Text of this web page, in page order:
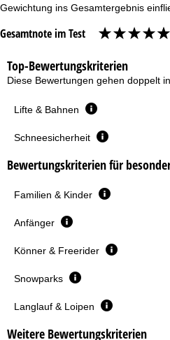
Gewichtung ins Gesamtergebnis
Gesamtnote im Test
Top-Bewertungskriterien
Diese Bewertungen gehen doppelt
Lifte & Bahnen
Schneesicherheit
Bewertungskriterien für
Familien & Kinder
Anfänger
Könner & Freerider
Snowparks
Langlauf & Loipen
Weitere Bewertungskriterien